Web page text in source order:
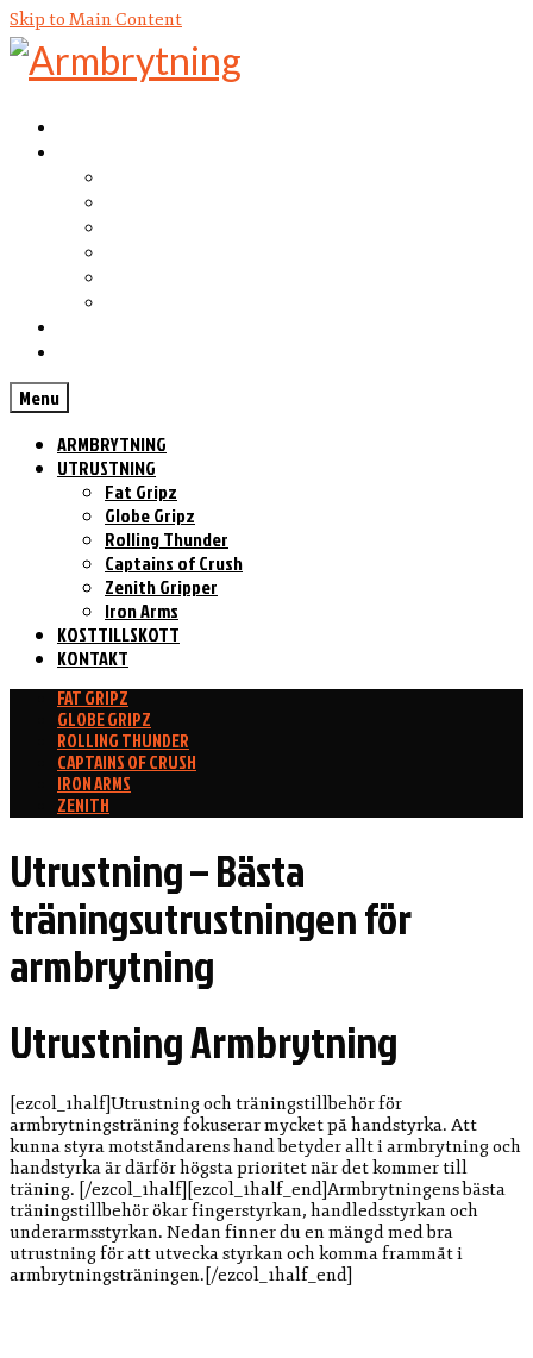
Skip to Main Content
Menu
ARMBRYTNING
UTRUSTNING
Fat Gripz
Globe Gripz
Rolling Thunder
Captains of Crush
Zenith Gripper
Iron Arms
KOSTTILLSKOTT
KONTAKT
FAT GRIPZ
GLOBE GRIPZ
ROLLING THUNDER
CAPTAINS OF CRUSH
IRON ARMS
ZENITH
Utrustning – Bästa
träningsutrustningen för
armbrytning
Utrustning Armbrytning
[ezcol_1half]Utrustning och träningstillbehör för
armbrytningsträning fokuserar mycket på handstyrka. Att
kunna styra motståndarens hand betyder allt i armbrytning och
handstyrka är därför högsta prioritet när det kommer till
träning. [/ezcol_1half][ezcol_1half_end]Armbrytningens bästa
träningstillbehör ökar fingerstyrkan, handledsstyrkan och
underarmsstyrkan. Nedan finner du en mängd med bra
utrustning för att utvecka styrkan och komma frammåt i
armbrytningsträningen.[/ezcol_1half_end]